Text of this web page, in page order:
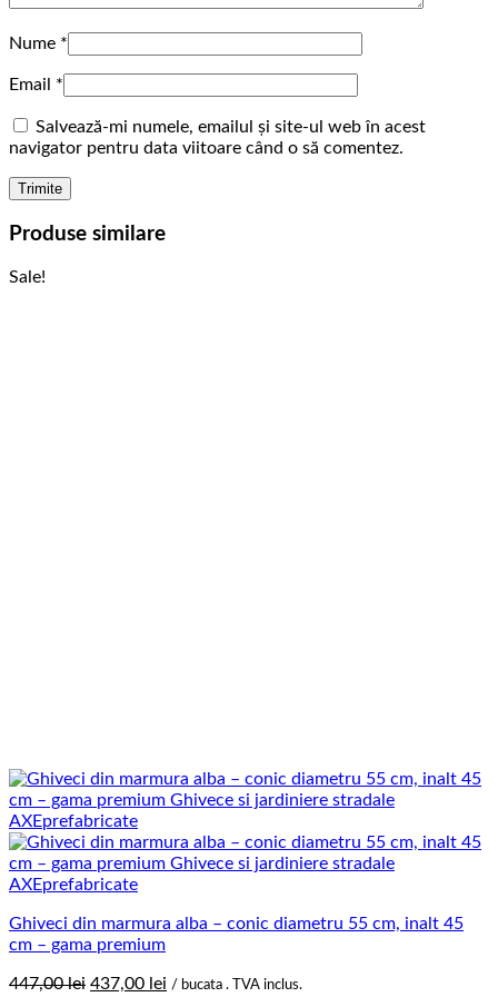
Nume *
Email *
Salvează-mi numele, emailul și site-ul web în acest
navigator pentru data viitoare când o să comentez.
Produse similare
Sale!
Ghiveci din marmura alba – conic diametru 55 cm, inalt 45
cm – gama premium
447,00lei Prețul
437,00 lei Prețul
/ bucata . TVA inclus.